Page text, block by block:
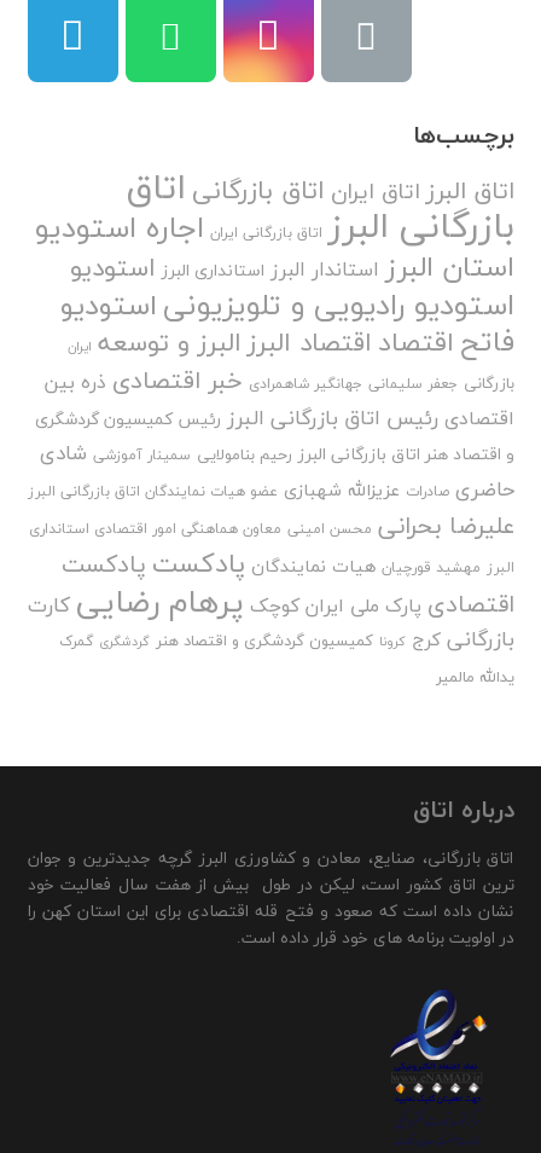
برچسب‌ها
اتاق البرزاتاق ایران اتاق بازرگانی اتاق
بازرگانی البرز اتاق بازرگانی ایران اجاره استودیو
استان البرز استاندار البرز استانداری البرز استودیو
استودیو رادیویی و تلویزیونیاستودیو
فاتح اقتصاد اقتصاد البرزالبرز و توسعه ایران
بازرگانی جعفر سلیمانی جهانگیر شاهمرادی خبر اقتصادی ذره بین
اقتصادی رئیس اتاق بازرگانی البرز رئیس کمیسیون گردشگری
و اقتصاد هنر اتاق بازرگانی البرز رحیم بنامولایی سمینار آموزشی شادی
حاضری صادرات عزیزالله شهبازی عضو هیات نمایندگان اتاق بازرگانی البرز
علیرضا بحرانی محسن امینی معاون هماهنگی امور اقتصادی استانداری
البرز مهشید قورچیان هیات نمایندگان پادکست پادکست
اقتصادی پارک ملی ایران کوچک پرهام رضایی کارت
بازرگانی کرج کرونا کمیسیون گردشگری و اقتصاد هنر گردشگری گمرک
یدالله مالمیر
درباره اتاق
اتاق بازرگانی، صنایع، معادن و کشاورزی البرز گرچه جدیدترین و جوان
ترین اتاق کشور است، لیکن در طول بیش از هفت سال فعالیت خود
نشان داده است که صعود و فتح قله اقتصادی برای این استان کهن را
در اولویت برنامه های خود قرار داده است.